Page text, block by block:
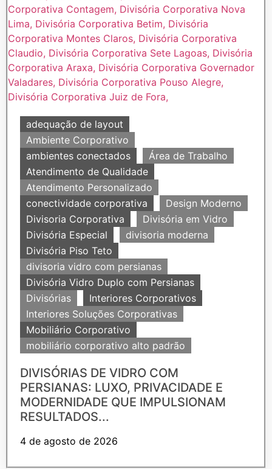
adequação de layout
Ambiente Corporativo
ambientes conectados
Área de Trabalho
Atendimento de Qualidade
Atendimento Personalizado
conectividade corporativa
Design Moderno
Divisoria Corporativa
Divisória em Vidro
Divisória Especial
divisoria moderna
Divisória Piso Teto
divisoria vidro com persianas
Divisória Vidro Duplo com Persianas
Divisórias
Interiores Corporativos
Interiores Soluções Corporativas
Mobiliário Corporativo
mobiliário corporativo alto padrão
DIVISÓRIAS DE VIDRO COM
PERSIANAS: LUXO, PRIVACIDADE E
MODERNIDADE QUE IMPULSIONAM
RESULTADOS...
4 de agosto de 2026